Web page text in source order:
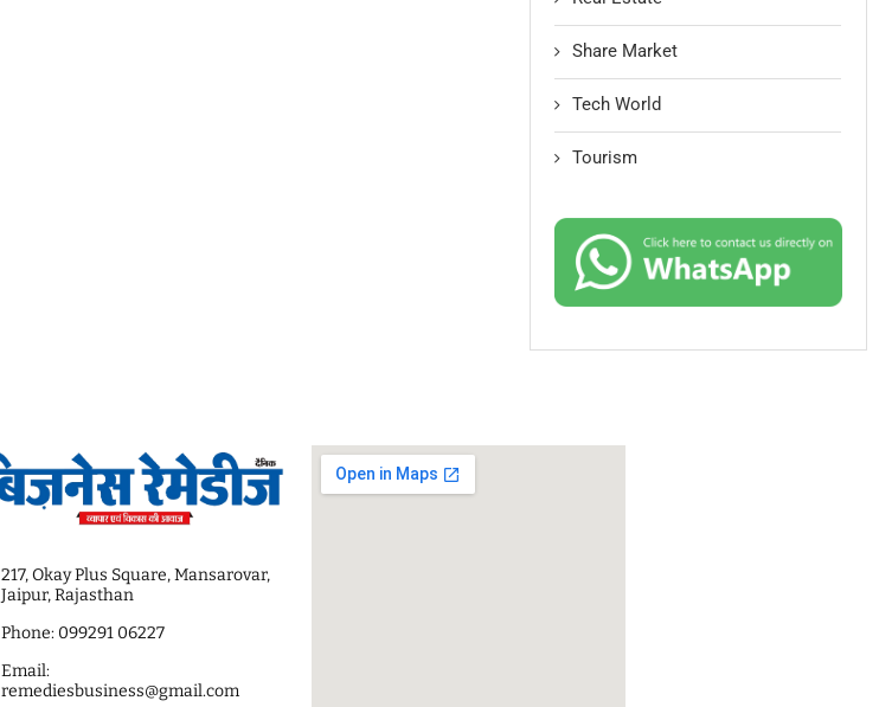
Share Market
Tech World
Tourism
217, Okay Plus Square, Mansarovar,
Jaipur, Rajasthan
Phone: 099291 06227
Email:
remediesbusiness@gmail.com